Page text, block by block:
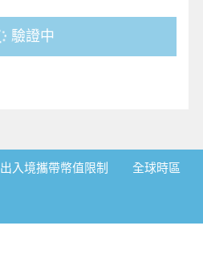
驗證中
出入境攜帶幣值限制 全球時區